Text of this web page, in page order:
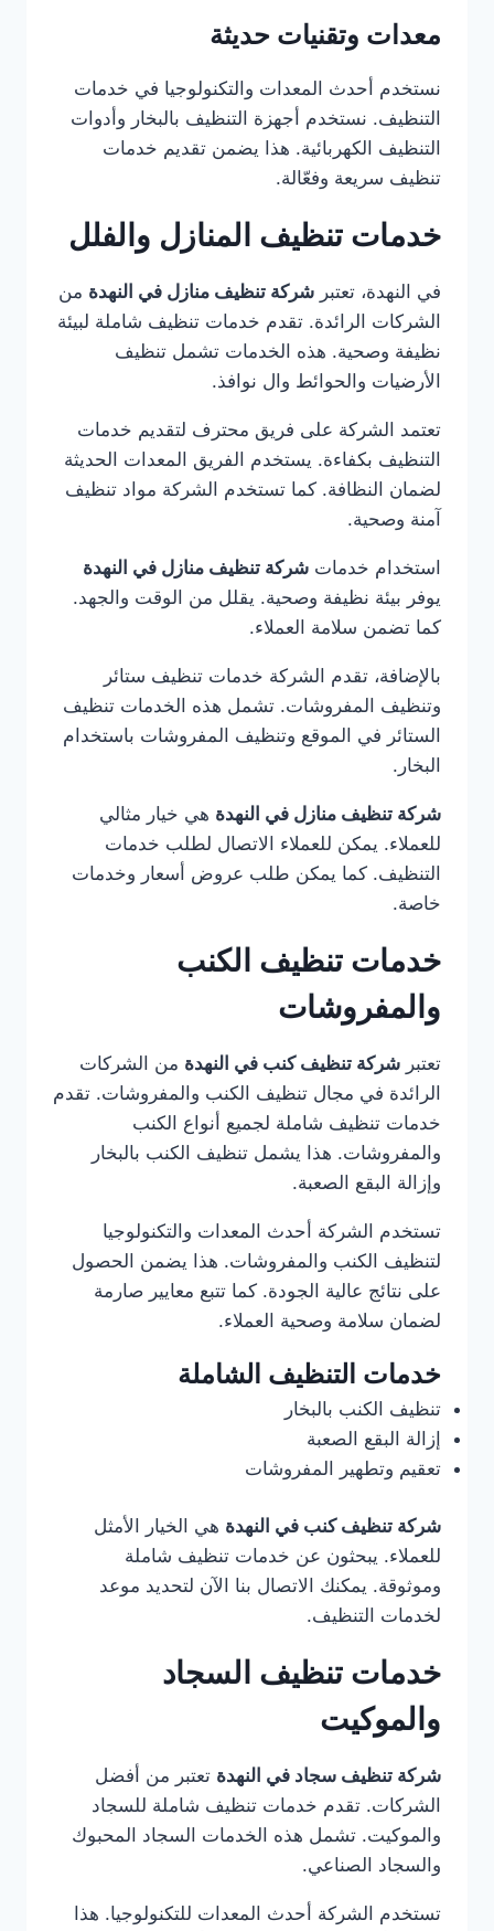
معدات وتقنيات حديثة
نستخدم أحدث المعدات والتكنولوجيا في خدمات
التنظيف. نستخدم أجهزة التنظيف بالبخار وأدوات
التنظيف الكهربائية. هذا يضمن تقديم خدمات
تنظيف سريعة وفعّالة.
خدمات تنظيف المنازل والفلل
في النهدة، تعتبر شركة تنظيف منازل في النهدة من
الشركات الرائدة. تقدم خدمات تنظيف شاملة لبيئة
نظيفة وصحية. هذه الخدمات تشمل تنظيف
الأرضيات والحوائط وال نوافذ.
تعتمد الشركة على فريق محترف لتقديم خدمات
التنظيف بكفاءة. يستخدم الفريق المعدات الحديثة
لضمان النظافة. كما تستخدم الشركة مواد تنظيف
آمنة وصحية.
استخدام خدمات شركة تنظيف منازل في النهدة
يوفر بيئة نظيفة وصحية. يقلل من الوقت والجهد.
كما تضمن سلامة العملاء.
بالإضافة، تقدم الشركة خدمات تنظيف ستائر
وتنظيف المفروشات. تشمل هذه الخدمات تنظيف
الستائر في الموقع وتنظيف المفروشات باستخدام
البخار.
شركة تنظيف منازل في النهدة هي خيار مثالي
للعملاء. يمكن للعملاء الاتصال لطلب خدمات
التنظيف. كما يمكن طلب عروض أسعار وخدمات
خاصة.
خدمات تنظيف الكنب
والمفروشات
تعتبر شركة تنظيف كنب في النهدة من الشركات
الرائدة في مجال تنظيف الكنب والمفروشات. تقدم
خدمات تنظيف شاملة لجميع أنواع الكنب
والمفروشات. هذا يشمل تنظيف الكنب بالبخار
وإزالة البقع الصعبة.
تستخدم الشركة أحدث المعدات والتكنولوجيا
لتنظيف الكنب والمفروشات. هذا يضمن الحصول
على نتائج عالية الجودة. كما تتبع معايير صارمة
لضمان سلامة وصحية العملاء.
خدمات التنظيف الشاملة
تنظيف الكنب بالبخار
إزالة البقع الصعبة
تعقيم وتطهير المفروشات
شركة تنظيف كنب في النهدة هي الخيار الأمثل
للعملاء. يبحثون عن خدمات تنظيف شاملة
وموثوقة. يمكنك الاتصال بنا الآن لتحديد موعد
لخدمات التنظيف.
خدمات تنظيف السجاد
والموكيت
شركة تنظيف سجاد في النهدة تعتبر من أفضل
الشركات. تقدم خدمات تنظيف شاملة للسجاد
والموكيت. تشمل هذه الخدمات السجاد المحبوك
والسجاد الصناعي.
تستخدم الشركة أحدث المعدات للتكنولوجيا. هذا